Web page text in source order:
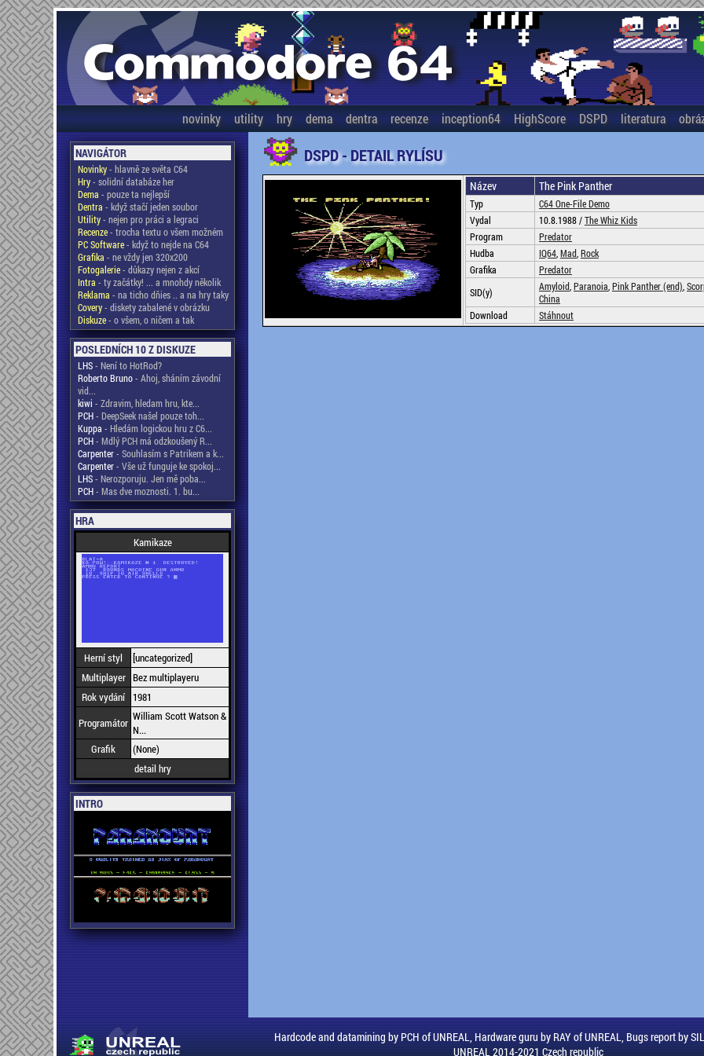
novinky utility hry dema dentra recenze inception64 HighScore DSPD literatura
NAVIGÁTOR
Novinky- hlavně ze světa C64
Hry- solidní databáze her
Dema - pouze ta nejlepší
Dentra - když stačí jeden soubor
Utility- nejen pro práci a legraci
Recenze- trocha textu o všem možném
PC Software- když to nejde na C64
Grafika - ne vždy jen 320x200
Fotogalerie- důkazy nejen z akcí
Intra - ty začátky! ... a mnohdy několik
Reklama - na ticho dňies .. a na hry taky
Covery- diskety zabalené v obrázku
Diskuze- o všem, o ničem a tak
POSLEDNÍCH 10 Z DISKUZE
LHS- Není to HotRod?
Roberto Bruno- Ahoj, sháním závodní
vid...
kiwi - Zdravim, hledam hru, kte...
PCH- DeepSeek našel pouze toh...
Kuppa - Hledám logickou hru z C6...
PCH- Mdlý PCH má odzkoušený R...
Carpenter- Souhlasím s Patrikem a k...
Carpenter- Vše už funguje ke spokoj...
LHS- Nerozporuju. Jen mě poba...
PCH- Mas dve moznosti. 1. bu...
HRA
Kamikaze
Herní styl
[uncategorized]
Multiplayer Bez multiplayeru
Rok vydání
1981
Programátor William Scott Watson &
N...
Grafik
(None)
detail hry
INTRO
DSPD - DETAIL RYLÍSU
Název The Pink Panther
Typ
C64 One-File Demo
Vydal
10.8.1988 /The Whiz Kids
Program
Predator
Hudba
IQ64 Mad Rock
Grafika
Predator
SID(y)
Amyloid Paranoia Pink Panther (end)
China
Download
Stáhnout
Hardcode and datamining by PCH of UNREAL, Hardware guru by RAY of UNREAL, Bugs report by
UNREAL 2014-2021 Czech republic